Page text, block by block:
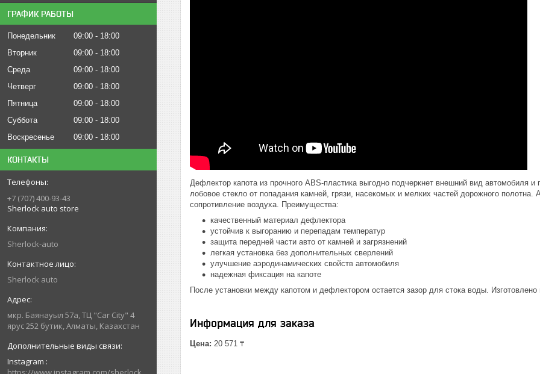
ГРАФИК РАБОТЫ
Понедельник 09:00
18:00
Вторник
09:00
18:00
Среда
09:00
18:00
Четверг
09:00
18:00
Пятница
09:00
18:00
Суббота
09:00
18:00
Воскресенье
09:00 18:00
КОНТАКТЫ
+7 (707) 400-93-43
Sherlock auto store
Sherlock-auto
Sherlock auto
мкр. Баянауыл 57а, ТЦ "Car Сity" 4
ярус 252 бутик, Алматы, Казахстан
Instagram
Дефлектор капота из прочного ABS-пластика выгодно подчеркнет внешний вид автомобиля
лобовое стекло от попадания камней, грязи, насекомых и мелких частей дорожного
сопротивление воздуха. Преимущества:
качественный материал дефлектора
устойчив к выгоранию и перепадам температур
защита передней части авто от камней и загрязнений
легкая установка без дополнительных сверлений
улучшение аэродинамических свойств автомобиля
надежная фиксация на капоте
После установки между капотом и дефлектором остается зазор для стока воды. Изготовлено
Информация для заказа
Цена: 20 571 ₸